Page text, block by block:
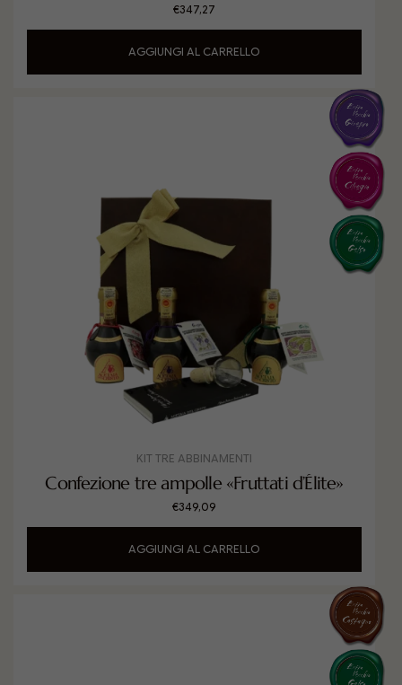
€347,27
AGGIUNGI AL CARRELLO
KIT TRE ABBINAMENTI
Confezione tre ampolle «Fruttati d’Élite»
€349,09
AGGIUNGI AL CARRELLO